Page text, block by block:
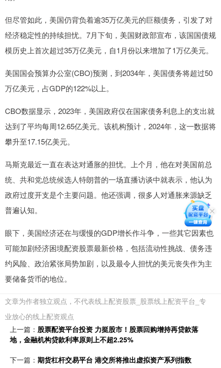
但尽管如此，美国仍背负着逾35万亿美元的巨额债务，引发了对
经济稳定性的持续担忧。7月下旬，美国财政部宣布，该国国债规
模历史上首次超过35万亿美元，自1月份以来增加了1万亿美元。
美国国会预算办公室(CBO)预测，到2034年，美国债务将超过50
万亿美元，占GDP的122%以上。
CBO数据显示，2023年，美国政府仅在国家债务利息上的支出就
达到了平均每周12.65亿美元。该机构预计，2024年，这一数据将
攀升至17.15亿美元。
马斯克最近一直在表达对通胀的担忧。上个月，他在对美国前总
统、共和党总统候选人特朗普的一场直播访谈中就表示，他认为
政府过度开支是个主要问题。他还强调，很多人对通胀来源缺乏
普遍认知。
眼下，美国经济还在与缓慢的GDP增长作斗争，一些其它因素也
可能加剧经济困境配资股票最新价格，包括流动性挑战、债务违
约风险、政治紧张局势加剧，以及最令人担忧的美元丧失作为主
要储备货币的地位。
文章为作者独立观点，不代表线上配资股票_股票线上配资平台_专
业放心的线上配资观点
上一篇： 股票配资平台投资 力挺股市！股票回购增持再贷款落
地，金融机构贷款利率原则上不超2.25%
下一篇： 期货杠杆交易平台 港交所将推出虚拟资产系列指数